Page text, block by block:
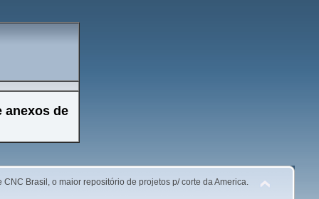
anexos de
CNC Brasil, o maior repositório de projetos p/ corte da America.